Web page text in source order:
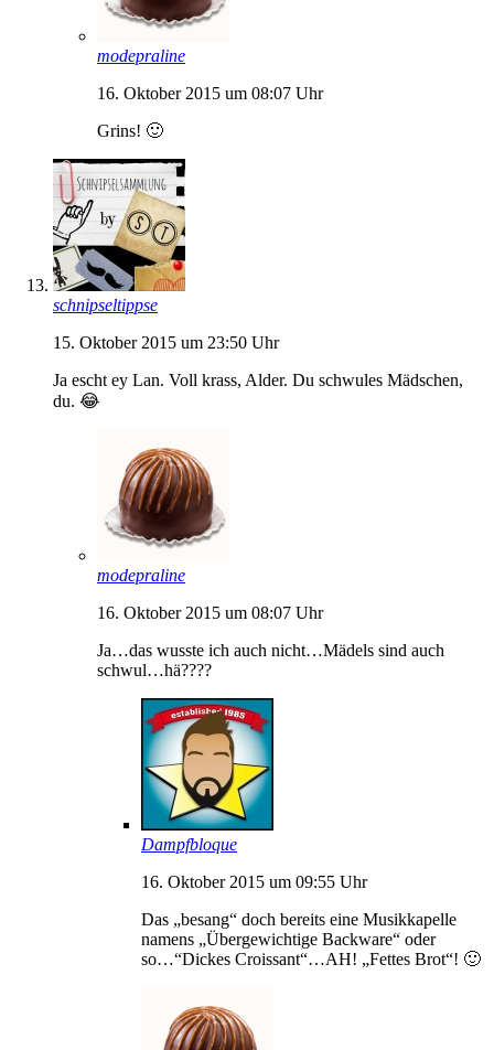
modepraline
16. Oktober 2015 um 08:07 Uhr
Grins! 🙂
schnipseltippse
15. Oktober 2015 um 23:50 Uhr
Ja escht ey Lan. Voll krass, Alder. Du schwules Mädschen,
du. 😂
modepraline
16. Oktober 2015 um 08:07 Uhr
Ja…das wusste ich auch nicht…Mädels sind auch
schwul…hä????
Dampfbloque
16. Oktober 2015 um 09:55 Uhr
Das „besang“ doch bereits eine Musikkapelle
namens „Übergewichtige Backware“ oder
so…“Dickes Croissant“…AH! „Fettes Brot“! 🙂